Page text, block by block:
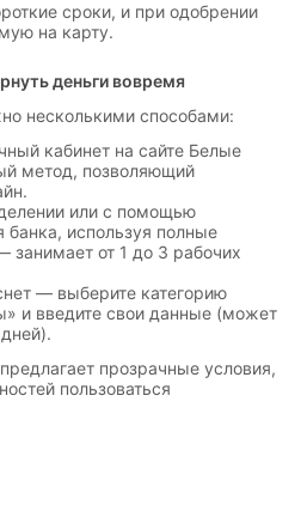
сроки, и при одобрении
на карту.
деньги вовремя
несколькими способами:
кабинет на сайте Белые
метод, позволяющий
или с помощью
используя полные
занимает от 1 до 3 рабочих
— выберите категорию
и введите свои данные (может
прозрачные условия,
пользоваться